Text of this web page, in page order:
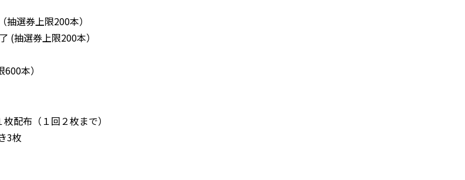
選券上限200本）
上限200本）
本）
配布（１回２枚まで）
3枚